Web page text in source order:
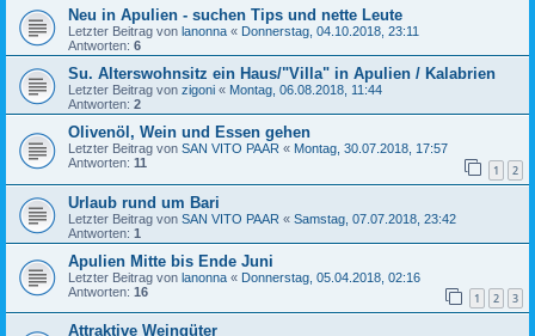
Neu in Apulien - suchen Tips und nette Leute
Letzter Beitrag von lanonna « Donnerstag, 04.10.2018, 23:11
Antworten: 6
Su. Alterswohnsitz ein Haus/"Villa" in Apulien / Kalabrien
Letzter Beitrag von zigoni « Montag, 06.08.2018, 11:44
Antworten: 2
Olivenöl, Wein und Essen gehen
Letzter Beitrag von SAN VITO PAAR « Montag, 30.07.2018, 17:57
Antworten: 11 1 2
Urlaub rund um Bari
Letzter Beitrag von SAN VITO PAAR « Samstag, 07.07.2018, 23:42
Antworten: 1
Apulien Mitte bis Ende Juni
Letzter Beitrag von lanonna « Donnerstag, 05.04.2018, 02:16
Antworten: 16 1 2 3
Attraktive Weingüter